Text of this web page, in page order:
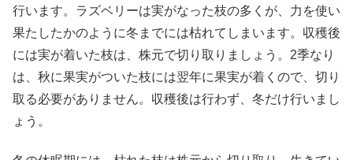
行います。ラズベリーは実がなった枝の多くが、力を使い
果たしたかのように冬までには枯れてしまいます。収穫後
には実が着いた枝は、株元で切り取りましょう。2季なり
は、秋に果実がついた枝には翌年に果実が着くので、切り
取る必要がありません。収穫後は行わず、冬だけ行いまし
ょう。